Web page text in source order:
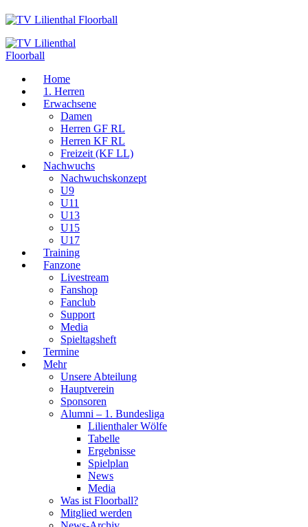
Home
1. Herren
Erwachsene
Damen
Herren GF RL
Herren KF RL
Freizeit (KF LL)
Nachwuchs
Nachwuchskonzept
U9
U11
U13
U15
U17
Training
Fanzone
Livestream
Fanshop
Fanclub
Support
Media
Spieltagsheft
Termine
Mehr
Unsere Abteilung
Hauptverein
Sponsoren
Alumni – 1. Bundesliga
Lilienthaler Wölfe
Tabelle
Ergebnisse
Spielplan
News
Media
Was ist Floorball?
Mitglied werden